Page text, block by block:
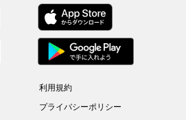
利用規約
プライバシーポリシー